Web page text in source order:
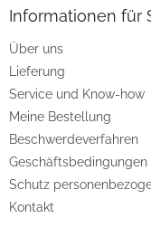
e
Informationen für
Über uns
Lieferung
Service und Know-how
Meine Bestellung
Beschwerdeverfahren
Geschäftsbedingungen
Schutz
Kontakt